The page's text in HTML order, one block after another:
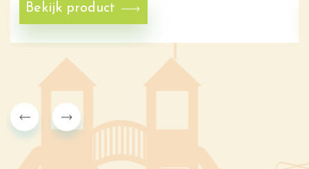
Bekijk product